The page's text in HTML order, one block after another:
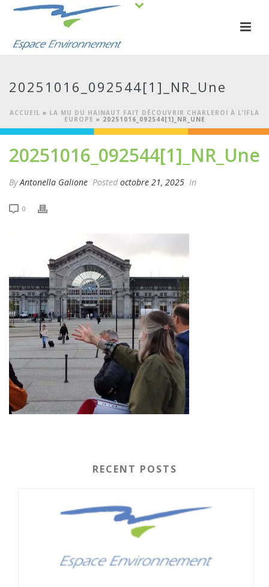
20251016_092544[1]_NR_Une
ACCUEIL » LA MU DU HAINAUT FAIT DÉCOUVRIR CHARLEROI À L’IFLA
EUROPE » 20251016_092544[1]_NR_UNE
20251016_092544[1]_NR_Une
ByAntonella Galione Posted octobre 21, 2025 In
0
RECENT POSTS